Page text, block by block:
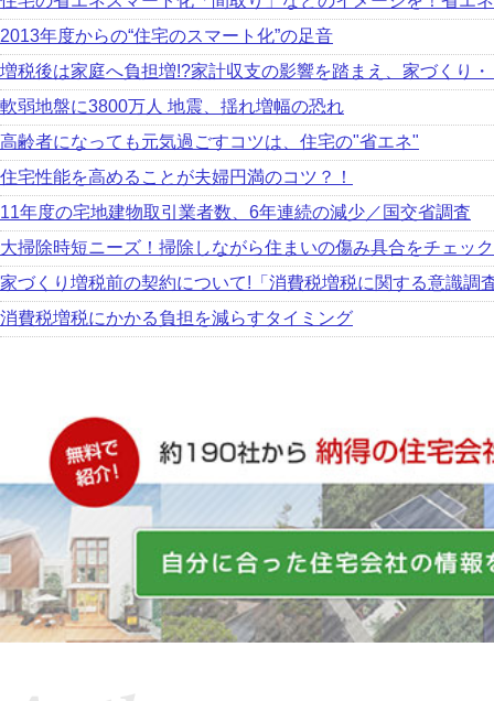
2013年度からの“住宅のスマート化”の足音
増税後は家庭へ負担増!?家計収支の影響を踏まえ、家づくり
軟弱地盤に3800万人 地震、揺れ増幅の恐れ
高齢者になっても元気過ごすコツは、住宅の"省エネ"
住宅性能を高めることが夫婦円満のコツ？！
11年度の宅地建物取引業者数、6年連続の減少／国交省調査
大掃除時短ニーズ！掃除しながら住まいの傷み具合をチェック
家づくり増税前の契約について!「消費税増税に関する意識調
消費税増税にかかる負担を減らすタイミング